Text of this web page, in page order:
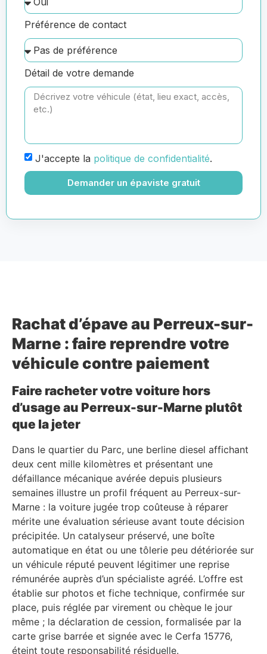
Préférence de contact
Détail de votre demande
J'accepte la politique de confidentialité.
Demander un épaviste gratuit
Rachat d’épave au Perreux-sur-
Marne : faire reprendre votre
véhicule contre paiement
Faire racheter votre voiture hors
d’usage au Perreux-sur-Marne plutôt
que la jeter
Dans le quartier du Parc, une berline diesel affichant
deux cent mille kilomètres et présentant une
défaillance mécanique avérée depuis plusieurs
semaines illustre un profil fréquent au Perreux-sur-
Marne : la voiture jugée trop coûteuse à réparer
mérite une évaluation sérieuse avant toute décision
précipitée. Un catalyseur préservé, une boîte
automatique en état ou une tôlerie peu détériorée sur
un véhicule réputé peuvent légitimer une reprise
rémunérée auprès d’un spécialiste agréé. L’offre est
établie sur photos et fiche technique, confirmée sur
place, puis réglée par virement ou chèque le jour
même ; la déclaration de cession, formalisée par la
carte grise barrée et signée avec le Cerfa 15776,
éteint toute responsabilité résiduelle.